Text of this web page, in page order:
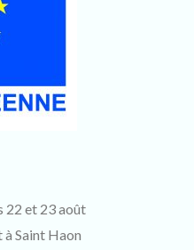
22 et 23 août
à Saint Haon